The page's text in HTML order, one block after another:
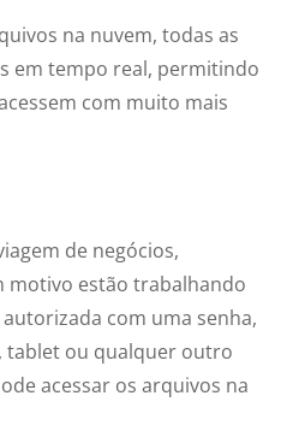
na nuvem, todas as
em tempo real, permitindo
com muito mais
de negócios,
motivo estão trabalhando
com uma senha,
tablet ou qualquer outro
acessar os arquivos na